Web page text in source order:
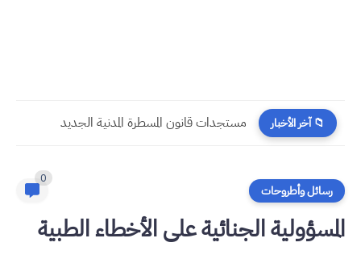
📁 آخر الأخبار مستجدات قانون المسطرة المدنية الجديد
رسائل وأطروحات
0
المسؤولیة الجنائیة على الأخطاء الطبیة